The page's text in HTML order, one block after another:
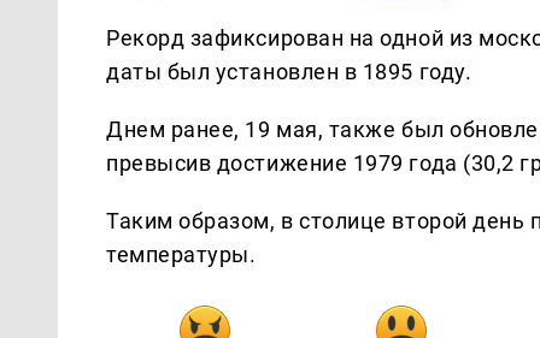
Рекорд зафиксирован на одной из
даты был установлен в 1895 году.
Днем ранее, 19 мая, также был
превысив достижение 1979 года (30,2
Таким образом, в столице второй
температуры.